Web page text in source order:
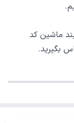
فروش یا سفارش عمده گردنبند ماشین کد